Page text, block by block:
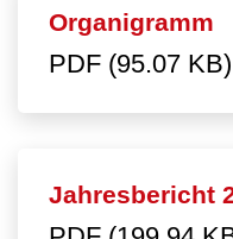
Organigramm
PDF (95.07 KB)
Jahresbericht